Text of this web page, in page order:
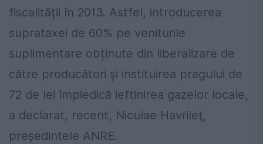
fiscalității în 2013. Astfel, introducerea
suprataxei de 60% pe veniturile
suplimentare obținute din liberalizare de
către producători și instituirea pragului de
72 de lei împiedică ieftinirea gazelor locale,
a declarat, recent, Niculae Havrileţ,
președintele ANRE.